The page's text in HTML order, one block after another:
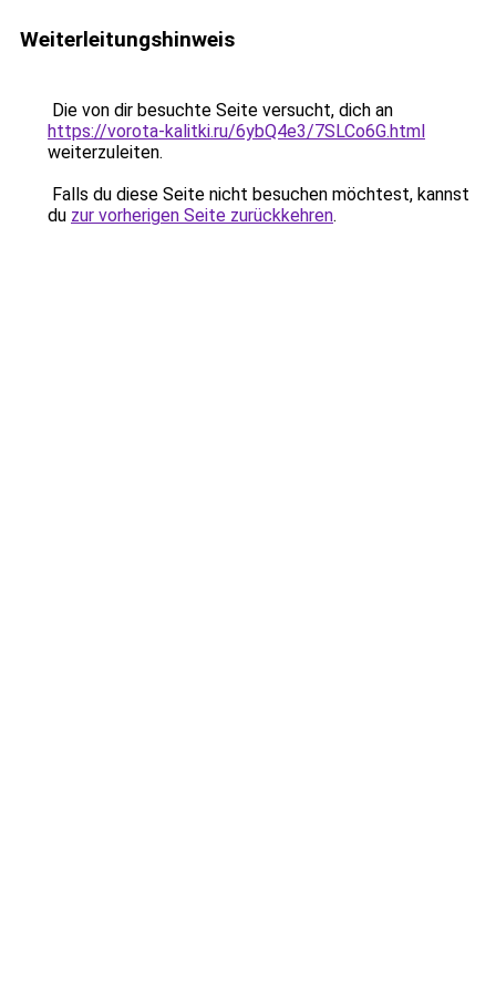
Weiterleitungshinweis
Die von dir besuchte Seite versucht, dich an
https://vorota-kalitki.ru/6ybQ4e3/7SLCo6G.html
weiterzuleiten.
Falls du diese Seite nicht besuchen möchtest, kannst
du zur vorherigen Seite zurückkehren.